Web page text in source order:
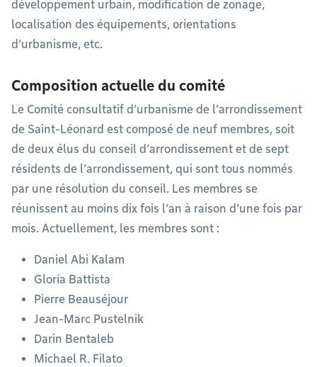
développement urbain, modification de zonage,
localisation des équipements, orientations
d’urbanisme, etc.
Composition actuelle du comité
Le Comité consultatif d’urbanisme de l’arrondissement
de Saint-Léonard est composé de neuf membres, soit
de deux élus du conseil d’arrondissement et de sept
résidents de l’arrondissement, qui sont tous nommés
par une résolution du conseil. Les membres se
réunissent au moins dix fois l’an à raison d’une fois par
mois. Actuellement, les membres sont :
Daniel Abi Kalam
Gloria Battista
Pierre Beauséjour
Jean-Marc Pustelnik
Darin Bentaleb
Michael R. Filato